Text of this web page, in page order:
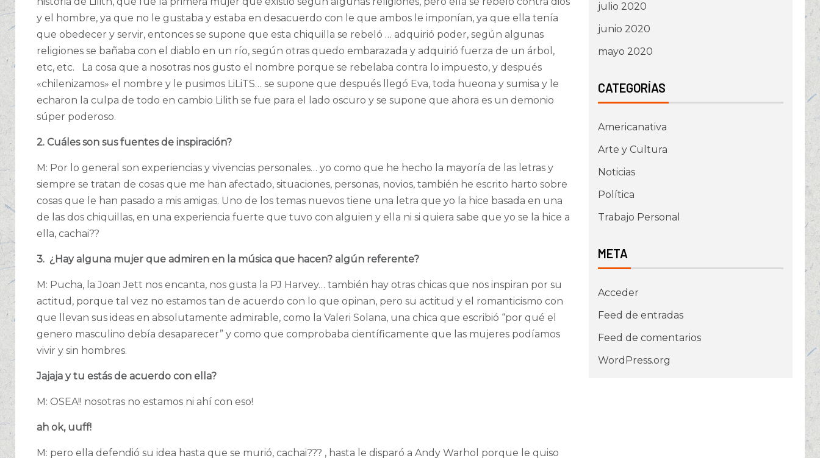
y el hombre, ya que no le gustaba y estaba en desacuerdo con le que ambos le imponían, ya que ella tenía
que obedecer y servir, entonces se supone que esta chiquilla se rebeló … adquirió poder, según algunas
religiones se bañaba con el diablo en un río, según otras quedo embarazada y adquirió fuerza de un árbol,
etc, etc.
La cosa que a nosotras nos gusto el nombre porque se rebelaba contra lo impuesto, y después
«chilenizamos» el nombre y le pusimos LiLiTS… se supone que después llegó Eva, toda hueona y sumisa y le
echaron la culpa de todo en cambio Lilith se fue para el lado oscuro y se supone que ahora es un demonio
súper poderoso.
2. Cuáles son sus fuentes de inspiración?
M: Por lo general son experiencias y vivencias personales… yo como que he hecho la mayoría de las letras y
siempre se tratan de cosas que me han afectado, situaciones, personas, novios, también he escrito harto sobre
cosas que le han pasado a mis amigas. Uno de los temas nuevos tiene una letra que yo la hice basada en una
de las dos chiquillas, en una experiencia fuerte que tuvo con alguien y ella ni si quiera sabe que yo se la hice a
ella, cachai??
3. ¿Hay alguna mujer que admiren en la música que hacen? algún referente?
M: Pucha, la Joan Jett nos encanta, nos gusta la PJ Harvey… también hay otras chicas que nos inspiran por su
actitud, porque tal vez no estamos tan de acuerdo con lo que opinan, pero su actitud y el romanticismo con
que llevan sus ideas en absolutamente admirable, como la Valeri Solana, una chica que escribió “por qué el
genero masculino debía desaparecer” y como que comprobaba científicamente que las mujeres podíamos
vivir y sin hombres.
Jajaja y tu estás de acuerdo con ella?
M: OSEA!! nosotras no estamos ni ahí con eso!
ah ok, uuff!
M: pero ella defendió su idea hasta que se murió, cachai??? , hasta le disparó a Andy Warhol porque le quiso
julio 2020
junio 2020
mayo 2020
CATEGORÍAS
Americanativa
Arte y Cultura
Noticias
Política
Trabajo Personal
META
Acceder
Feed de entradas
Feed de comentarios
WordPress.org